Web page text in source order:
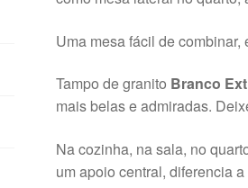
Uma mesa fácil de
Tampo de granito Branco
mais belas e admiradas.
Na cozinha, na sala, no
um apoio central, diferencia